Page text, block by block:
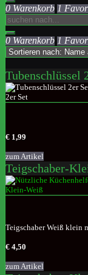
0 Warenkorb 1
0 Warenkorb 1
Tubenschlüssel
€ 1,99
zum Artikel
Teigschaber-
Teigschaber Weiß klein
€ 4,50
zum Artikel